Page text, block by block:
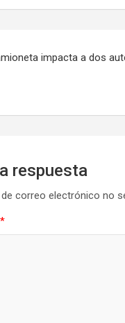
impacta a dos
respuesta
correo electrónico no
*